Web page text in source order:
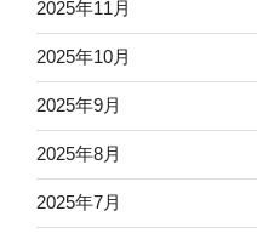
2025年11月
2025年10月
2025年9月
2025年8月
2025年7月